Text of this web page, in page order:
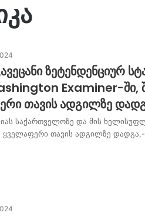
ზეტენდენციურ
Examiner-ში,
თავის ადგილზე
საქართველოზე და მის
ყველაფერი თავის ადგილზე